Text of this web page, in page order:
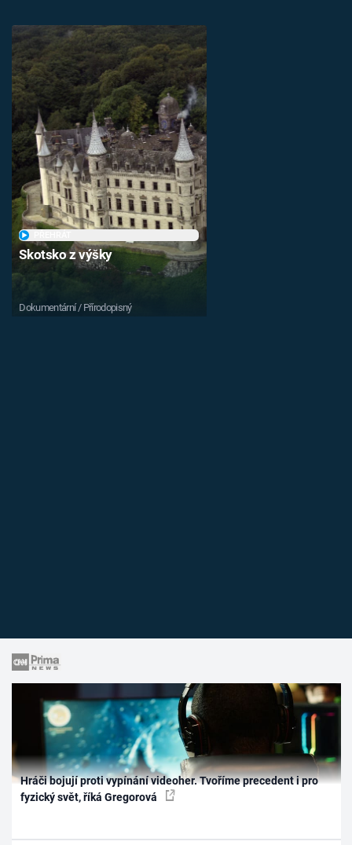
Skotsko z výšky
Dokumentární / Přírodopisný
Hráči bojují proti vypínání videoher. Tvoříme precedent i pro
fyzický svět, říká Gregorová